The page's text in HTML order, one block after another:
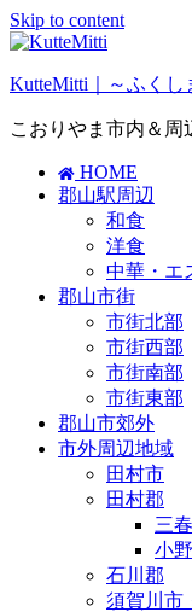
Skip to content
KutteMitti｜～ふく
こおりやま市内＆周
HOME
郡山駅周辺
和食
洋食
中華・エ
郡山市街
市街北部
市街西部
市街南部
市街東部
郡山市郊外
市外周辺地域
田村市
田村郡
三
小
石川郡
須賀川市